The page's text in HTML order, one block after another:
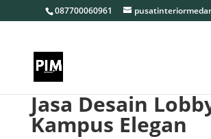
087700060961
Jasa Desain
Kampus Elegan